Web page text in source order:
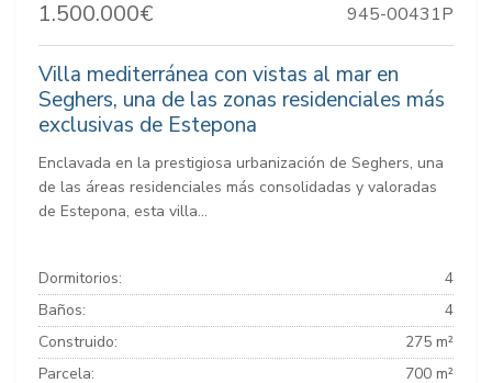
1.500.000€ 945-00431P
Villa mediterránea con vistas al mar en
Seghers, una de las zonas residenciales más
exclusivas de Estepona
Enclavada en la prestigiosa urbanización de Seghers, una
de las áreas residenciales más consolidadas y valoradas
de Estepona, esta villa...
Dormitorios:
4
Baños:
4
Construido:
275 m²
Parcela:
700 m²